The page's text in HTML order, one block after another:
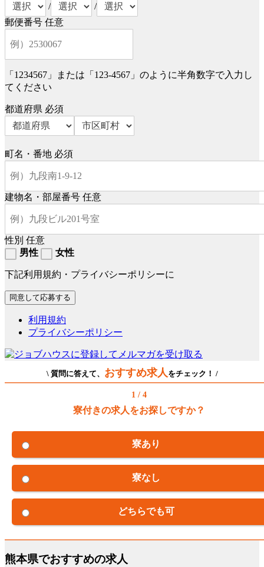
/
/
郵便番号 任意
「1234567」または「123-4567」のように半角数字で入力し
てください
都道府県 必須
町名・番地 必須
建物名・部屋番号 任意
性別 任意
男性
女性
下記利用規約・プライバシーポリシーに
利用規約
プライバシーポリシー
\ 質問に答えて、 おすすめ求人をチェック！ /
1 / 4
寮付きの求人をお探しですか？
寮あり
寮なし
どちらでも可
熊本県でおすすめの求人